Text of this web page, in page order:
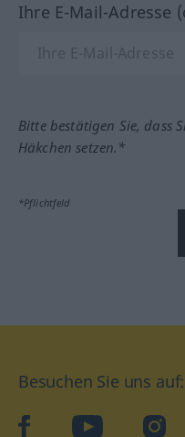
Ihre E-Mail-Adresse
Bitte bestätigen Sie, dass
Häkchen setzen.*
*Pflichtfeld
Besuchen Sie uns auf:
facebookYouTube